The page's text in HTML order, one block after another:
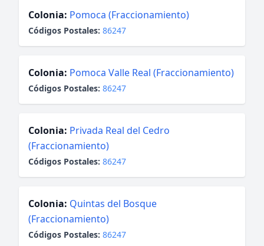
Colonia: Pomoca (Fraccionamiento)
Códigos Postales: 86247
Colonia: Pomoca Valle Real (Fraccionamiento)
Códigos Postales: 86247
Colonia: Privada Real del Cedro
(Fraccionamiento)
Códigos Postales: 86247
Colonia: Quintas del Bosque
(Fraccionamiento)
Códigos Postales: 86247